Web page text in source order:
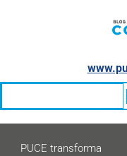
PUCE transforma